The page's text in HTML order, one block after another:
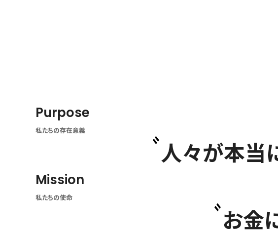
Purpose
私たちの存在意義
人々が本当
Mission
私たちの使命
お金